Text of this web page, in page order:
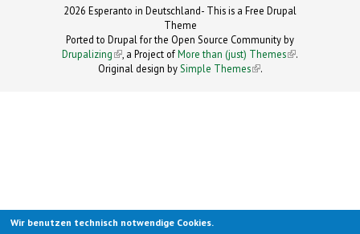
2026 Esperanto in Deutschland- This is a Free Drupal
Theme
Ported to Drupal for the Open Source Community by
Drupalizing(link is external)
, a Project ofMore than (just) Themes (link is
.
Original design by Simple Themes
(link is
.
Wir benutzen technisch notwendige Cookies.